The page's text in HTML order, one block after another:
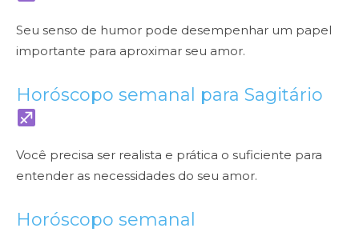
Seu senso de humor pode desempenhar um papel
importante para aproximar seu amor.
Horóscopo semanal para Sagitário
Você precisa ser realista e prática o suficiente para
entender as necessidades do seu amor.
Horóscopo semanal